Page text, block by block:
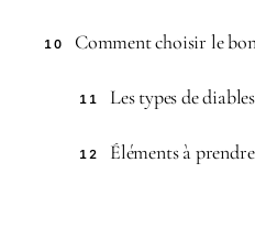
10 Comment choisir le
11 Les types de
12 Éléments à